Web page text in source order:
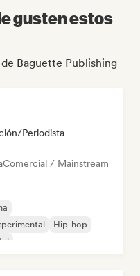
gusten estos
Baguette Publishing
Periodista
Comercial / Mainstream
Hip-hop